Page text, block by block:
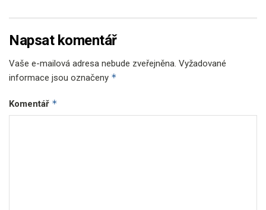
Napsat komentář
Vaše e-mailová adresa nebude zveřejněna. Vyžadované
informace jsou označeny *
Komentář *